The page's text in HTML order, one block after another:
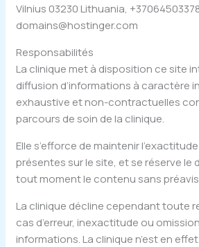
Vilnius 03230 Lithuania,
domains@hostinger.com
Responsabilités
La clinique met à disposition ce site
diffusion d’informations à caractère
exhaustive et non-contractuelles
parcours de soin de la clinique.
Elle s’efforce de maintenir
présentes sur le site, et se réserve le
tout moment le contenu sans
La clinique décline cependant toute
cas d’erreur, inexactitude ou
informations. La clinique n’est en